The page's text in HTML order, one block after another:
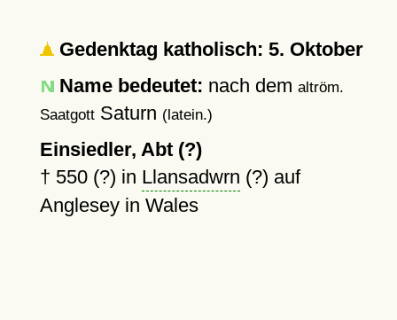
Gedenktag katholisch: 5. Oktober
Name bedeutet: nach dem altröm.
SaatgottSaturn (latein.)
Einsiedler, Abt (?)
† 550 (?) in Llansadwrn (?) auf
Anglesey in Wales